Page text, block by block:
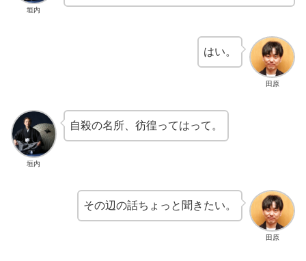
垣内
田原
はい。
垣内
自殺の名所、彷徨ってはって。
田原
その辺の話ちょっと聞きたい。